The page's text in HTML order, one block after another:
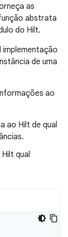
as
abstrata
do Hilt.
implementação
de uma
ao
ao Hilt de qual
qual